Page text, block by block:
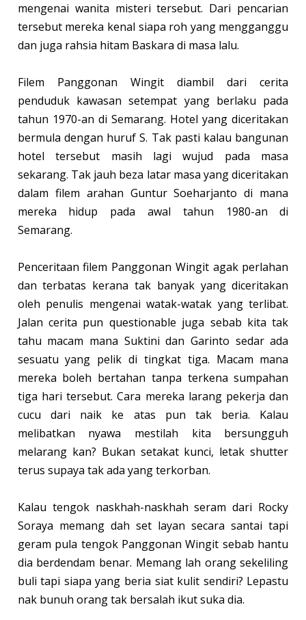
mengenai wanita misteri tersebut. Dari pencarian
tersebut mereka kenal siapa roh yang mengganggu
dan juga rahsia hitam Baskara di masa lalu.
Filem Panggonan Wingit diambil dari cerita
penduduk kawasan setempat yang berlaku pada
tahun 1970-an di Semarang. Hotel yang diceritakan
bermula dengan huruf S. Tak pasti kalau bangunan
hotel tersebut masih lagi wujud pada masa
sekarang. Tak jauh beza latar masa yang diceritakan
dalam filem arahan Guntur Soeharjanto di mana
mereka hidup pada awal tahun 1980-an di
Semarang.
Penceritaan filem Panggonan Wingit agak perlahan
dan terbatas kerana tak banyak yang diceritakan
oleh penulis mengenai watak-watak yang terlibat.
Jalan cerita pun questionable juga sebab kita tak
tahu macam mana Suktini dan Garinto sedar ada
sesuatu yang pelik di tingkat tiga. Macam mana
mereka boleh bertahan tanpa terkena sumpahan
tiga hari tersebut. Cara mereka larang pekerja dan
cucu dari naik ke atas pun tak beria. Kalau
melibatkan nyawa mestilah kita bersungguh
melarang kan? Bukan setakat kunci, letak shutter
terus supaya tak ada yang terkorban.
Kalau tengok naskhah-naskhah seram dari Rocky
Soraya memang dah set layan secara santai tapi
geram pula tengok Panggonan Wingit sebab hantu
dia berdendam benar. Memang lah orang sekeliling
buli tapi siapa yang beria siat kulit sendiri? Lepastu
nak bunuh orang tak bersalah ikut suka dia.